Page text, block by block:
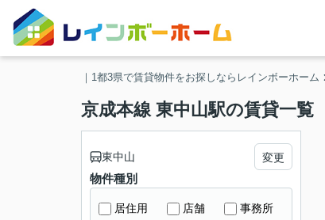
｜1都3県で賃貸物件をお探しならレインボーホーム
京成本線 東中山駅の賃貸一覧
東中山 変更
物件種別
居住用 店舗 事務所